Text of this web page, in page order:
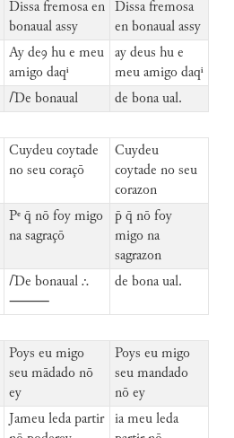
Dissa fremosa en
bonaual assy
Dissa fremosa
en bonaual assy
Ay deꝯ hu e meu
amigo daqⁱ
ay deus hu e
meu amigo daqⁱ
⌈De bonaual de bona ual.
Cuydeu coytade
no seu coraçō
Cuydeu
coytade no seu
corazon
Pᵉ q̄ nō foy migo
na sagraçō
p̄ q̄ nō foy
migo na
sagrazon
⌈De bonaual ⸫
⸻
de bona ual.
Poys eu migo
seu mādado nō
ey
Poys eu migo
seu mandado
nō ey
Jameu leda partir
ia meu leda